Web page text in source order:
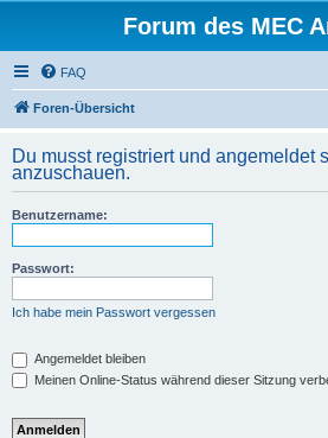
Forum des MEC
FAQ
Foren-Übersicht
Du musst registriert und angemeldet
anzuschauen.
Benutzername:
Passwort:
Ich habe mein Passwort vergessen
Angemeldet bleiben
Meinen Online-Status während dieser Sitzung